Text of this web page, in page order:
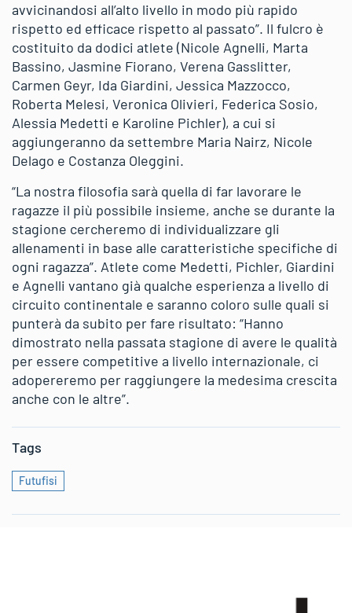
avvicinandosi all’alto livello in modo più rapido
rispetto ed efficace rispetto al passato”. Il fulcro è
costituito da dodici atlete (Nicole Agnelli, Marta
Bassino, Jasmine Fiorano, Verena Gasslitter,
Carmen Geyr, Ida Giardini, Jessica Mazzocco,
Roberta Melesi, Veronica Olivieri, Federica Sosio,
Alessia Medetti e Karoline Pichler), a cui si
aggiungeranno da settembre Maria Nairz, Nicole
Delago e Costanza Oleggini.
“La nostra filosofia sarà quella di far lavorare le
ragazze il più possibile insieme, anche se durante la
stagione cercheremo di individualizzare gli
allenamenti in base alle caratteristiche specifiche di
ogni ragazza”. Atlete come Medetti, Pichler, Giardini
e Agnelli vantano già qualche esperienza a livello di
circuito continentale e saranno coloro sulle quali si
punterà da subito per fare risultato: “Hanno
dimostrato nella passata stagione di avere le qualità
per essere competitive a livello internazionale, ci
adopereremo per raggiungere la medesima crescita
anche con le altre”.
Tags
Futufisi